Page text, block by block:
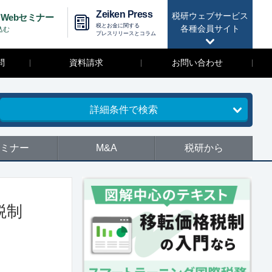
税研ウェブサービス
各種会員サイト
セミナー
む
Zeiken Press
税とお金に関する
プレスリリースとコラム
資料請求 お問い合わせ
詳細条件で検索
ナー M&A 税研から